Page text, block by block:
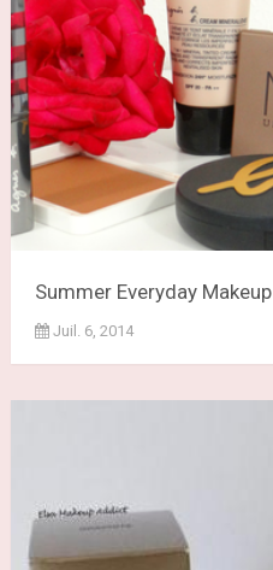
Summer Everyday Makeup
Juil. 6, 2014